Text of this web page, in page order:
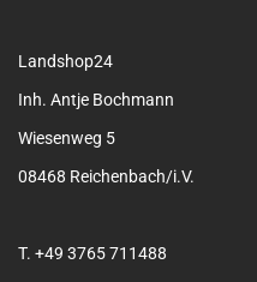
Landshop24
Inh. Antje Bochmann
Wiesenweg 5
08468 Reichenbach/i.V.
T. +49 3765 711488